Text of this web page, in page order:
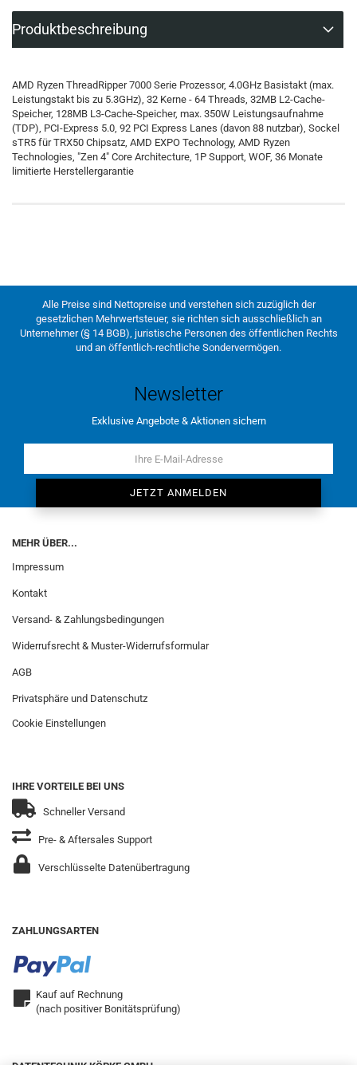
Produktbeschreibung
AMD Ryzen ThreadRipper 7000 Serie Prozessor, 4.0GHz Basistakt (max.
Leistungstakt bis zu 5.3GHz), 32 Kerne - 64 Threads, 32MB L2-Cache-
Speicher, 128MB L3-Cache-Speicher, max. 350W Leistungsaufnahme
(TDP), PCI-Express 5.0, 92 PCI Express Lanes (davon 88 nutzbar), Sockel
sTR5 für TRX50 Chipsatz, AMD EXPO Technology, AMD Ryzen
Technologies, "Zen 4" Core Architecture, 1P Support, WOF, 36 Monate
limitierte Herstellergarantie
Alle Preise sind Nettopreise und verstehen sich zuzüglich der
gesetzlichen Mehrwertsteuer, sie richten sich ausschließlich an
Unternehmer (§ 14 BGB), juristische Personen des öffentlichen Rechts
und an öffentlich-rechtliche Sondervermögen.
Newsletter
Exklusive Angebote & Aktionen sichern
MEHR ÜBER...
Impressum
Kontakt
Versand- & Zahlungsbedingungen
Widerrufsrecht & Muster-Widerrufsformular
AGB
Privatsphäre und Datenschutz
Cookie Einstellungen
IHRE VORTEILE BEI UNS
Schneller Versand
Pre- & Aftersales Support
Verschlüsselte Datenübertragung
ZAHLUNGSARTEN
Kauf auf Rechnung
(nach positiver Bonitätsprüfung)